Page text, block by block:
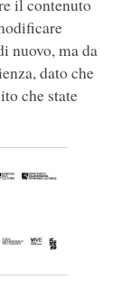
il contenuto
nuovo, ma da
dato che
che state